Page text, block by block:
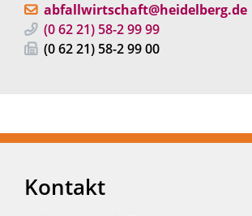
abfallwirtschaft@heidelberg.de
(06221) 58-29999
(06221) 58-29900
Kontakt